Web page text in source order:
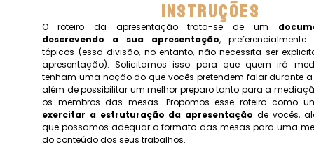
Instruções
O roteiro da apresentação trata-se de um
descrevendo a sua apresentação,
tópicos (essa divisão, no entanto, não necessita ser
apresentação). Solicitamos isso para que quem irá
tenham uma noção do que vocês pretendem falar durante
além de possibilitar um melhor preparo tanto para a
os membros das mesas. Propomos esse roteiro como
exercitar a estruturação da apresentação de vocês,
que possamos adequar o formato das mesas para uma
do conteúdo dos seus trabalhos.